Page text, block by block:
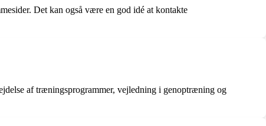
Det kan også være en god idé at kontakte
af træningsprogrammer, vejledning i genoptræning og